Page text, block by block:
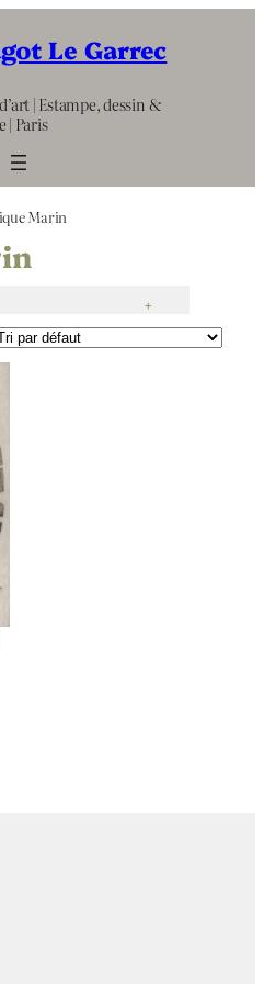
Le Garrec
| Estampe, dessin &
| Paris
Marin
+